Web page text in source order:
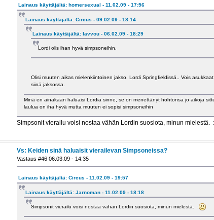
Lainaus käyttäjältä: homersexual - 11.02.09 - 17:56
Lainaus käyttäjältä: Circus - 09.02.09 - 18:14
Lainaus käyttäjältä: lavvou - 06.02.09 - 18:29
Lordi olis ihan hyvä simpsoneihin.
Olisi muuten aikas mielenkiintoinen jakso. Lordi Springfieldissä.. Vois
siinä jaksossa.
Minä en ainakaan haluaisi Lordia sinne, se on menettänyt hohtonsa jo aikoja
laulua on iha hyvä mutta muuten ei sopisi simpsoneihin
Simpsonit vierailu voisi nostaa vähän Lordin suosiota, minun mielestä. :
Vs: Keiden sinä haluaisit vierailevan Simpsoneissa?
Vastaus #46 06.03.09 - 14:35
Lainaus käyttäjältä: Circus - 11.02.09 - 19:57
Lainaus käyttäjältä: Jarnoman - 11.02.09 - 18:18
Simpsonit vierailu voisi nostaa vähän Lordin suosiota, minun mielestä. :